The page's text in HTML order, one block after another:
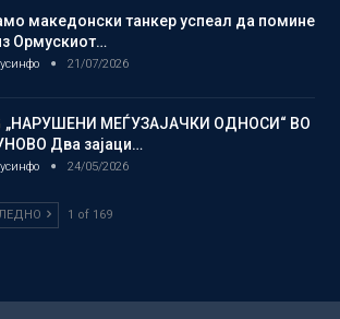
македонски танкер успеал да помине
Ормускиот…
21/07/2026
„НАРУШЕНИ МЕЃУЗАЈАЧКИ ОДНОСИ“ ВО
Два зајаци…
24/05/2026
1 of 169